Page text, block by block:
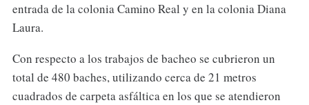
entrada de la colonia Camino Real y en la colonia Diana
Laura.
Con respecto a los trabajos de bacheo se cubrieron un
total de 480 baches, utilizando cerca de 21 metros
cuadrados de carpeta asfáltica en los que se atendieron